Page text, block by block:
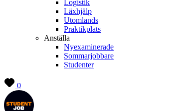
Logistik
Läxhjälp
Utomlands
Praktikplats
Anställa
Nyexaminerade
Sommarjobbare
Studenter
0